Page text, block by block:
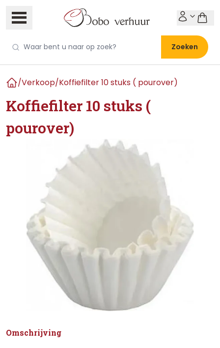
Zoeken
/Verkoop/Koffiefilter 10 stuks ( pourover)
Koffiefilter 10 stuks (
pourover)
Omschrijving